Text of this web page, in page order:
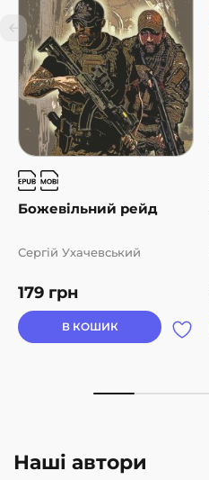
Божевільний рейд
179 грн
Сергій Ухачевський
В КОШИК
Наші автори